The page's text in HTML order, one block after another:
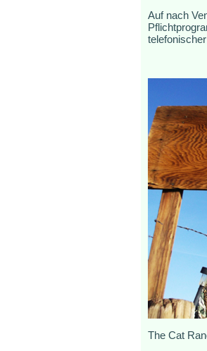
Auf nach
The Cat